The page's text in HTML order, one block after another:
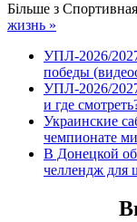
Більше з
жизнь »
УПЛ-2026/
победы
УПЛ-2026/
и где
Украинские
чемпионате
В Донецкой
челлендж для